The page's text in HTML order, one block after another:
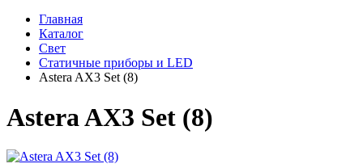
Главная
Каталог
Свет
Статичные приборы и LED
Astera AX3 Set (8)
Astera AX3 Set (8)